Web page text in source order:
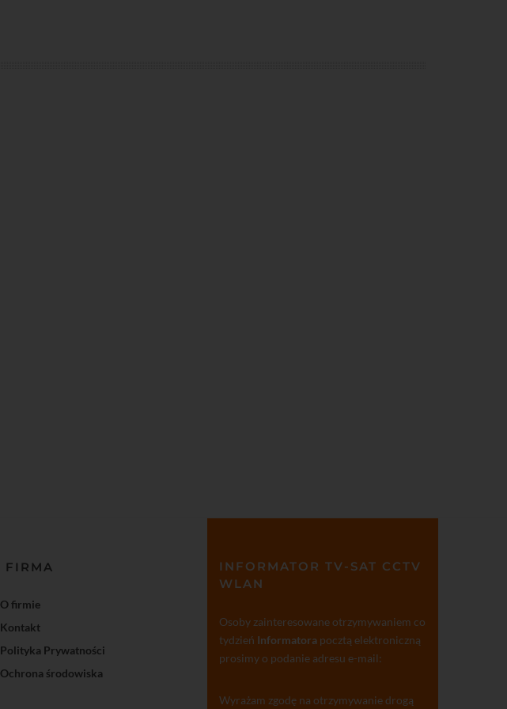
FIRMA
O firmie
Kontakt
Polityka Prywatności
Ochrona środowiska
INFORMATOR TV-SAT CCTV
WLAN
Osoby zainteresowane otrzymywaniem co
tydzień Informatorapocztą elektroniczną
prosimy o podanie adresu e-mail:
Wyrażam zgodę na otrzymywanie drogą